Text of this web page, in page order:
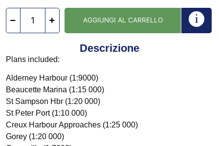
AGGIUNGI AL CARRELLO
Descrizione
Plans included:
Alderney Harbour (1:9000)
Beaucette Marina (1:15 000)
St Sampson Hbr (1:20 000)
St Peter Port (1:10 000)
Creux Harbour Approaches (1:25 000)
Gorey (1:20 000)